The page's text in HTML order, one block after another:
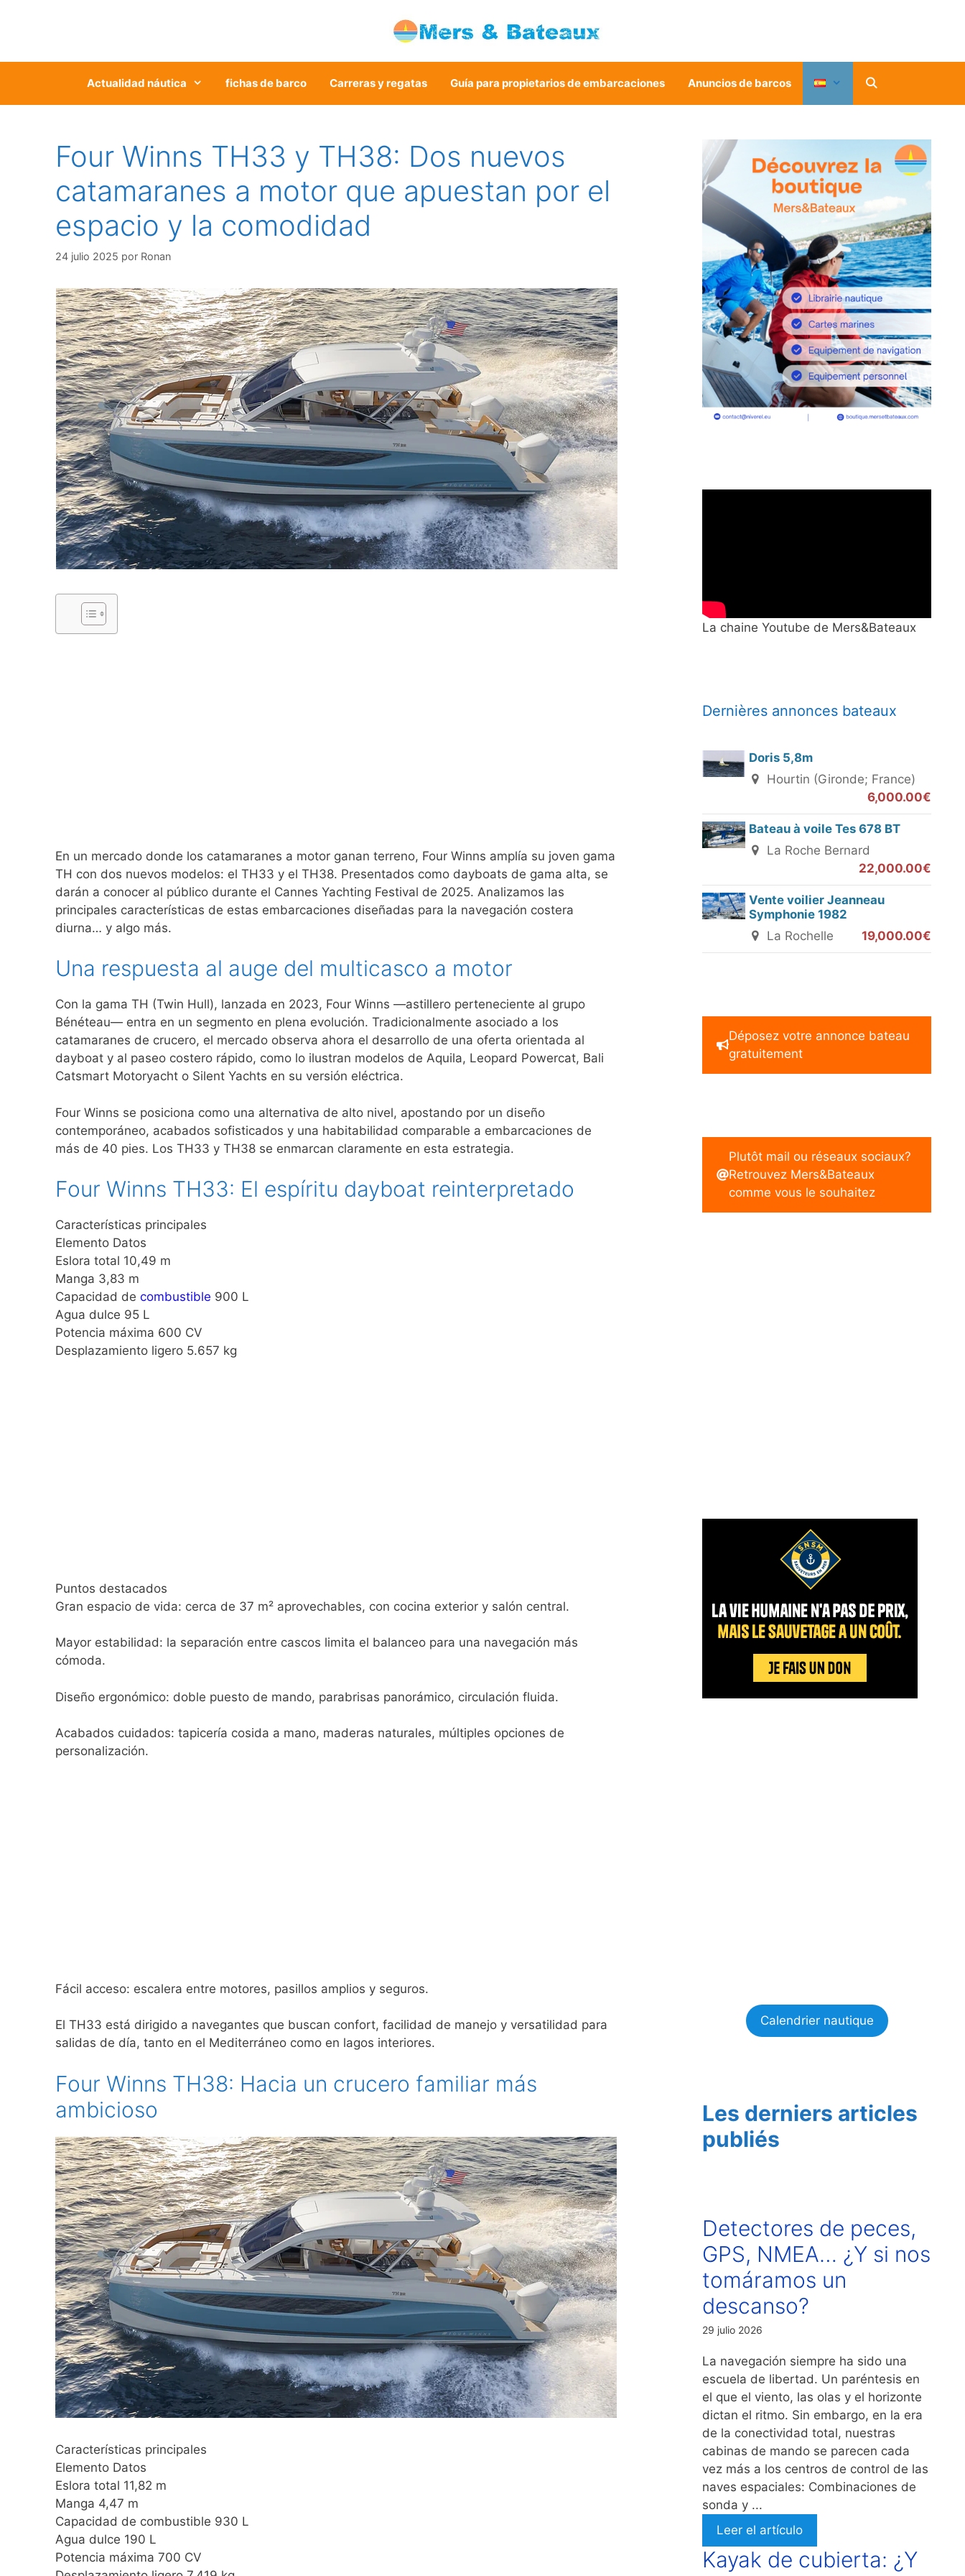
Actualidad náutica fichas de barco Carreras y regatas Guía para propietarios de embarcaciones Anuncios de barcos
Four Winns TH33 y TH38: Dos nuevos
catamaranes a motor que apuestan por el
espacio y la comodidad
24 julio 2025 por Ronan
En un mercado donde los catamaranes a motor ganan terreno, Four Winns amplía su joven gama
TH con dos nuevos modelos: el TH33 y el TH38. Presentados como dayboats de gama alta, se
darán a conocer al público durante el Cannes Yachting Festival de 2025. Analizamos las
principales características de estas embarcaciones diseñadas para la navegación costera
diurna… y algo más.
Una respuesta al auge del multicasco a motor
Con la gama TH (Twin Hull), lanzada en 2023, Four Winns —astillero perteneciente al grupo
Bénéteau— entra en un segmento en plena evolución. Tradicionalmente asociado a los
catamaranes de crucero, el mercado observa ahora el desarrollo de una oferta orientada al
dayboat y al paseo costero rápido, como lo ilustran modelos de Aquila, Leopard Powercat, Bali
Catsmart Motoryacht o Silent Yachts en su versión eléctrica.
Four Winns se posiciona como una alternativa de alto nivel, apostando por un diseño
contemporáneo, acabados sofisticados y una habitabilidad comparable a embarcaciones de
más de 40 pies. Los TH33 y TH38 se enmarcan claramente en esta estrategia.
Four Winns TH33: El espíritu dayboat reinterpretado
Características principales
Elemento Datos
Eslora total 10,49 m
Manga 3,83 m
Capacidad de combustible 900 L
Agua dulce 95 L
Potencia máxima 600 CV
Desplazamiento ligero 5.657 kg
Puntos destacados
Gran espacio de vida: cerca de 37 m² aprovechables, con cocina exterior y salón central.
Mayor estabilidad: la separación entre cascos limita el balanceo para una navegación más
cómoda.
Diseño ergonómico: doble puesto de mando, parabrisas panorámico, circulación fluida.
Acabados cuidados: tapicería cosida a mano, maderas naturales, múltiples opciones de
personalización.
Fácil acceso: escalera entre motores, pasillos amplios y seguros.
El TH33 está dirigido a navegantes que buscan confort, facilidad de manejo y versatilidad para
salidas de día, tanto en el Mediterráneo como en lagos interiores.
Four Winns TH38: Hacia un crucero familiar más
ambicioso
Características principales
Elemento Datos
Eslora total 11,82 m
Manga 4,47 m
Capacidad de combustible 930 L
Agua dulce 190 L
Potencia máxima 700 CV
La chaine Youtube de Mers&Bateaux
Dernières annonces bateaux
Doris 5,8m
Hourtin (Gironde; France)
6,000.00€
Bateau à voile Tes 678 BT
La Roche Bernard
22,000.00€
Vente voilier Jeanneau
Symphonie 1982
La Rochelle
19,000.00€
Déposez votre annonce bateau
gratuitement
Plutôt mail ou réseaux sociaux?
Retrouvez Mers&Bateaux
comme vous le souhaitez
Calendrier nautique
Les derniers articles
publiés
Detectores de peces,
GPS, NMEA… ¿Y si nos
tomáramos un
descanso?
29 julio 2026
La navegación siempre ha sido una
escuela de libertad. Un paréntesis en
el que el viento, las olas y el horizonte
dictan el ritmo. Sin embargo, en la era
de la conectividad total, nuestras
cabinas de mando se parecen cada
vez más a los centros de control de las
naves espaciales: Combinaciones de
sonda y ...
Leer el artículo
Kayak de cubierta: ¿Y